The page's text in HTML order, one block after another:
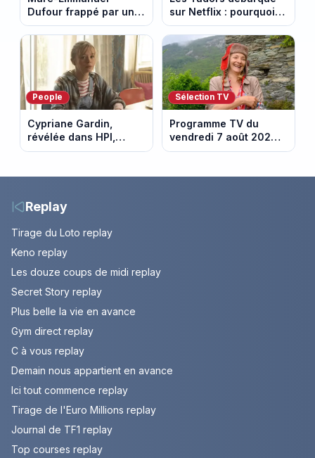
Dufour frappé par un
terrible incendie : son
chalet part en fumée
sur Netflix : pourquoi la
série n’a rien perdu de
son pouvoir
People
Cypriane Gardin,
révélée dans HPI,
lance une cagnotte
financières
Sélection TV
Programme TV du
vendredi 7 août 2026 :
notre sélection pour
Replay
Tirage du Loto replay
Keno replay
Les douze coups de midi replay
Secret Story replay
Plus belle la vie en avance
Gym direct replay
C à vous replay
Demain nous appartient en avance
Ici tout commence replay
Tirage de l'Euro Millions replay
Journal de TF1 replay
Top courses replay